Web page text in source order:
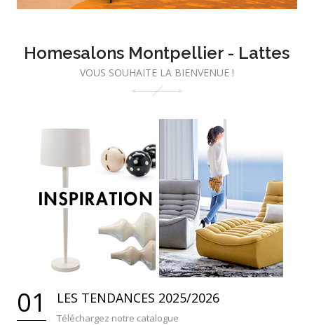
Homesalons Montpellier - Lattes
VOUS SOUHAITE LA BIENVENUE !
01 LES TENDANCES 2025/2026
Téléchargez notre catalogue